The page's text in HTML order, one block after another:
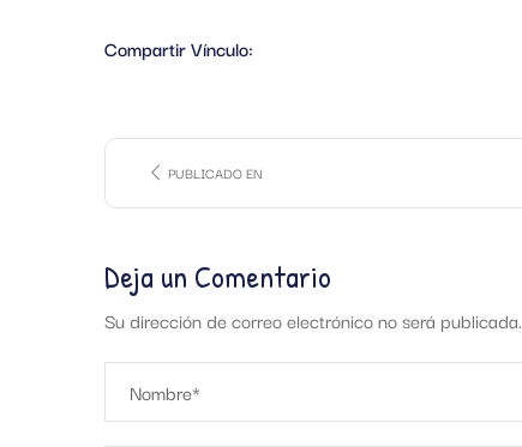
Compartir Vínculo:
PUBLICADO EN
Deja un Comentario
Su dirección de correo electrónico no será publicada.